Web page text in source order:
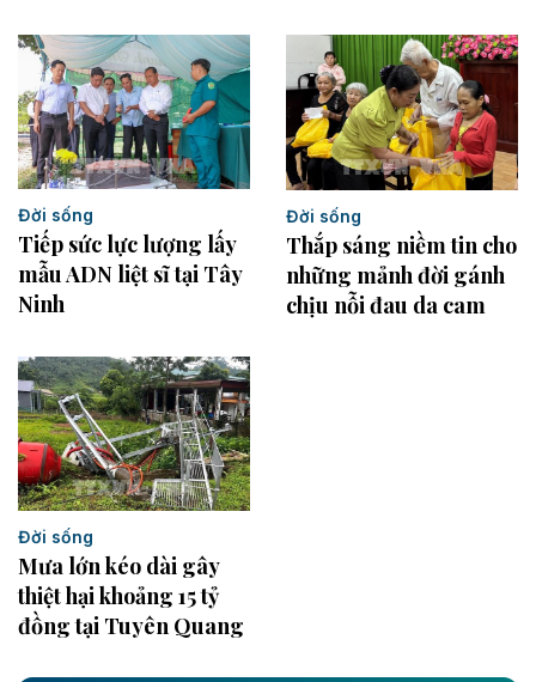
Đời sống
Tiếp sức lực lượng lấy
mẫu ADN liệt sĩ tại Tây
Ninh
Đời sống
Thắp sáng niềm tin cho
những mảnh đời gánh
chịu nỗi đau da cam
Đời sống
Mưa lớn kéo dài gây
thiệt hại khoảng 15 tỷ
đồng tại Tuyên Quang